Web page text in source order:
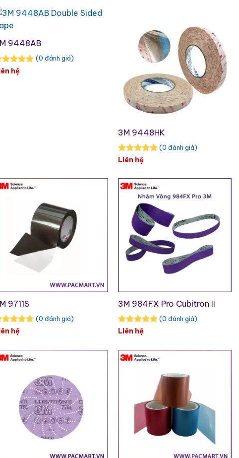
9448AB
(0 đánh giá)
hệ
3M 9448HK
(0 đánh giá)
Liên hệ
9711S
(0 đánh giá)
hệ
3M 984FX Pro Cubitron II
(0 đánh giá)
Liên hệ